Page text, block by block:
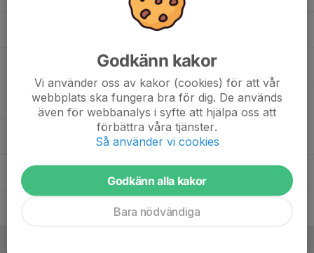
Manfred Mannelqvist
Mille Byström
Godkänn kakor
Vi använder oss av kakor (cookies) för att vår
webbplats ska fungera bra för dig. De används
även för webbanalys i syfte att hjälpa oss att
förbättra våra tjänster.
Så använder vi cookies
Godkänn alla kakor
Bara nödvändiga